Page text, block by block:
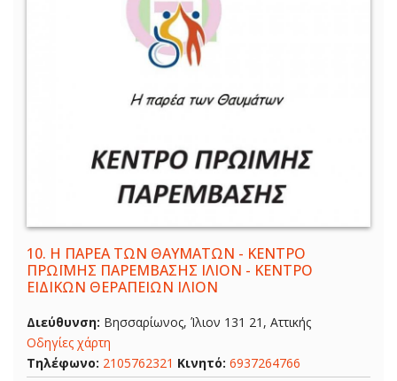
10. Η ΠΑΡΕΑ ΤΩΝ ΘΑΥΜΑΤΩΝ - ΚΕΝΤΡΟ
ΠΡΩΪΜΗΣ ΠΑΡΕΜΒΑΣΗΣ ΙΛΙΟΝ - ΚΕΝΤΡΟ
ΕΙΔΙΚΩΝ ΘΕΡΑΠΕΙΩΝ ΙΛΙΟΝ
Διεύθυνση: Βησσαρίωνος, Ίλιον 131 21, Αττικής
Οδηγίες χάρτη
Τηλέφωνο: 2105762321 Κινητό: 6937264766